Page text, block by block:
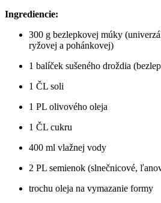
Ingrediencie:
300 g bezlepkovej múky
ryžovej a pohánkovej)
1 balíček sušeného droždia
1 ČL soli
1 PL olivového oleja
1 ČL cukru
400 ml vlažnej vody
2 PL semienok (slnečnicové,
trochu oleja na vymazanie formy